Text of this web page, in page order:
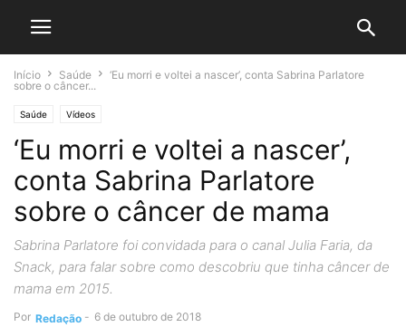
Início Saúde
‘Eu morri e voltei a nascer’, conta Sabrina Parlatore
sobre o câncer...
Saúde Vídeos
‘Eu morri e voltei a nascer’,
conta Sabrina Parlatore
sobre o câncer de mama
Sabrina Parlatore foi convidada para o canal Julia Faria, da
Snack, para falar sobre como descobriu que tinha câncer de
mama em 2015.
Por Redação - 6 de outubro de 2018